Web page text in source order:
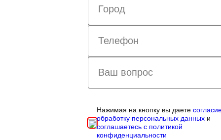
Нажимая на кнопку вы даете
обработку персональных данных и
соглашаетесь с политикой
конфиденциальности